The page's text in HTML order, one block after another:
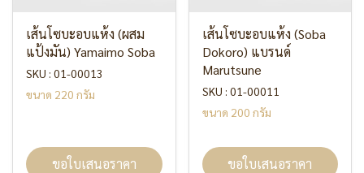
เส้นโซบะอบแห้ง (ผสม
แป้งมัน) Yamaimo Soba
SKU : 01-00013
ขนาด 220 กรัม
ขอใบเสนอราคา
เส้นโซบะอบแห้ง (Soba
Dokoro) แบรนด์
Marutsune
SKU : 01-00011
ขนาด 200 กรัม
ขอใบเสนอราคา